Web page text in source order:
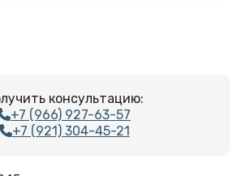
консультацию:
+7 (966) 927-63-57
+7 (921) 304-45-21